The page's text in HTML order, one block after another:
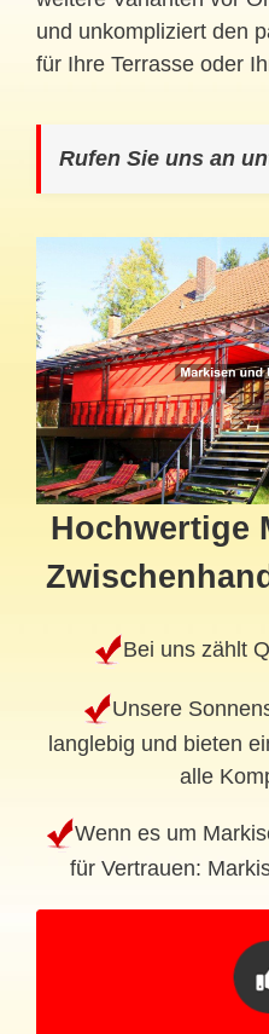
und unkompliziert den
für Ihre Terrasse oder
Rufen Sie uns an
Hochwertige
Bei uns zählt
Unsere
langlebig und bieten
alle
Wenn es um
für Vertrauen: